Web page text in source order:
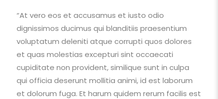
“At vero eos et accusamus et iusto odio
dignissimos ducimus qui blanditiis praesentium
voluptatum deleniti atque corrupti quos dolores
et quas molestias excepturi sint occaecati
cupiditate non provident, similique sunt in culpa
qui officia deserunt mollitia animi, id est laborum
et dolorum fuga. Et harum quidem rerum facilis est